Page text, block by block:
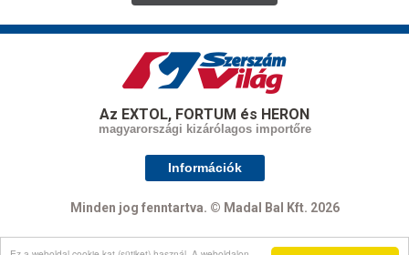
Az EXTOL, FORTUM és HERON
magyarországi kizárólagos importőre
Információk
Minden jog fenntartva. © Madal Bal Kft. 2026